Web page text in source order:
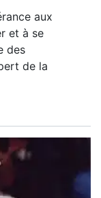
aux
et à se
des
de la